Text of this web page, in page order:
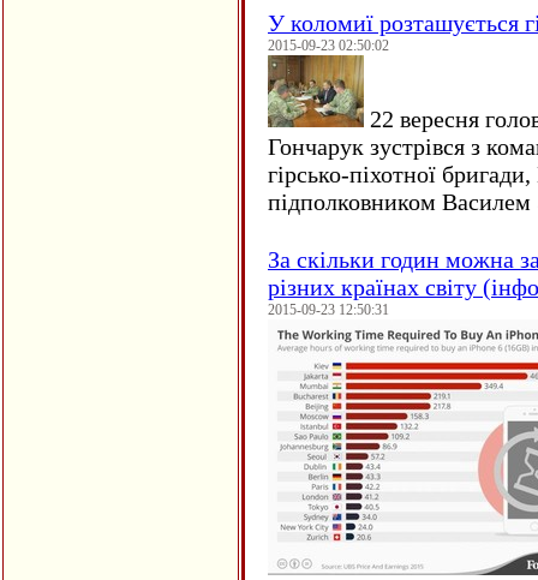
У коломиї розташується
2015-09-23 02:50:02
22 вересня
Гончарук зустрівся з
гірсько-піхотної
підполковником
За скільки годин можна
різних країнах світу
2015-09-23 12:50:31